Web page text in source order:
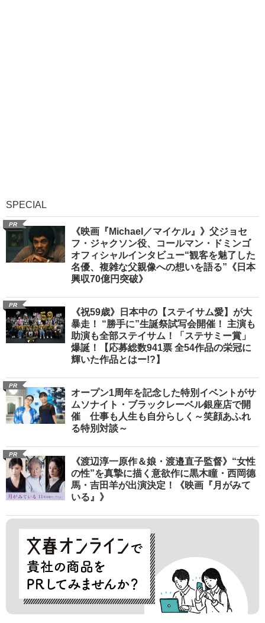
SPECIAL
PR
《映画『Michael／マイケル』》父ジョセ
フ・ジャクソン役、コールマン・ドミンゴ
オフィシャルインタビュー“観客を魅了した
名優、複雑な父親像への想いを語る”《日本
興収70億円突破》
PR
《祝59歳》日本中の【ステイサム愛】が大
暴走！ “勝手に”生誕祭試写会開催！ 主演も
助演も全部ステイサム！「ステサミー賞」
爆誕！【応募総数941票 全54作品の栄冠に
輝いた作品とはー!?】
PR
オープン1周年を記念した特別イベントがサ
ムソナイト・ブラックレーベル銀座店で開
催 仕事も人生も自分らしく～笑顔あふれ
る特別対談～
PR
《渡辺淳一原作＆娘・渡邉直子監督》“女性
の性”を真摯に描く意欲作に黒木瞳・西岡德
馬・吉田羊が出演決定！《映画『月がみて
いる』》